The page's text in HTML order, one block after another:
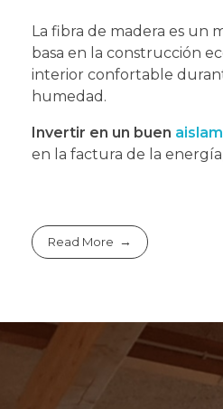
La fibra de madera es un
basa en la construcción
interior confortable
humedad.
Invertir en un buen
en la factura de la
Read More